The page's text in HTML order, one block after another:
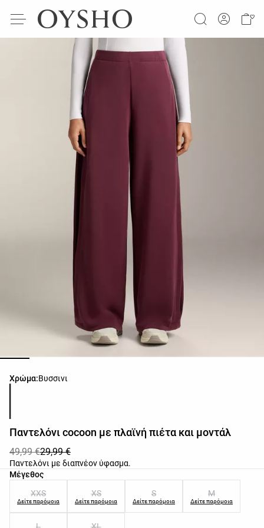
Χρώμα:Βυσσινι
Λίστα χρωμάτων προϊόντος
Παντελόνι cocoon με πλαϊνή πιέτα και μοντάλ
49,99 €29,99 €
Παντελόνι με διαπνέον ύφασμα.
Μέγεθος
Λίστα μεγεθών προϊόντος
XXS
Δείτε παρόμοια
XS
Δείτε παρόμοια
S
Δείτε παρόμοια
M
Δείτε παρόμοια